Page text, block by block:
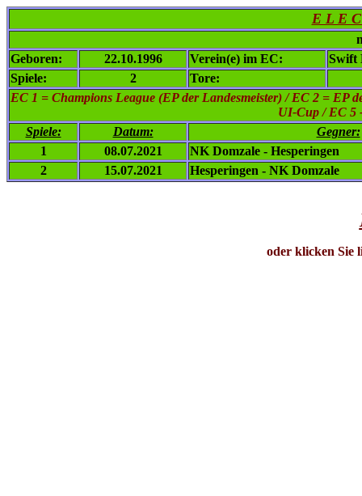
E L E
Geboren:
22.10.1996 Verein(e) im EC:
Swift
Spiele:
2
Tore:
EC 1 = Champions League (EP der Landesmeister) / EC 2 = EP
UI-Cup / EC 5
Spiele:
Datum:
Gegner:
1
08.07.2021
NK Domzale - Hesperingen
2
15.07.2021 Hesperingen - NK Domzale
oder klicken Sie